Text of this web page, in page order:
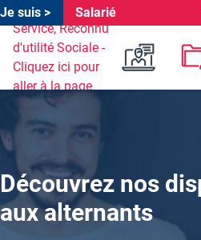
Aller au menu environnement
Aller au menu produit
Aller au contenu principal
Header
Je suis > Salarié
Découvrez nos
aux alternants